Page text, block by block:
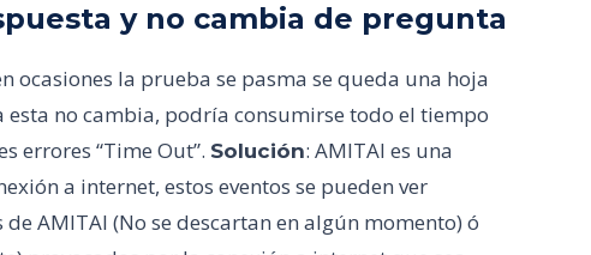
y no cambia de pregunta
ocasiones la prueba se pasma se queda una hoja
no cambia, podría consumirse todo el tiempo
errores “Time Out”. Solución: AMITAI es una
a internet, estos eventos se pueden ver
AMITAI (No se descartan en algún momento) ó